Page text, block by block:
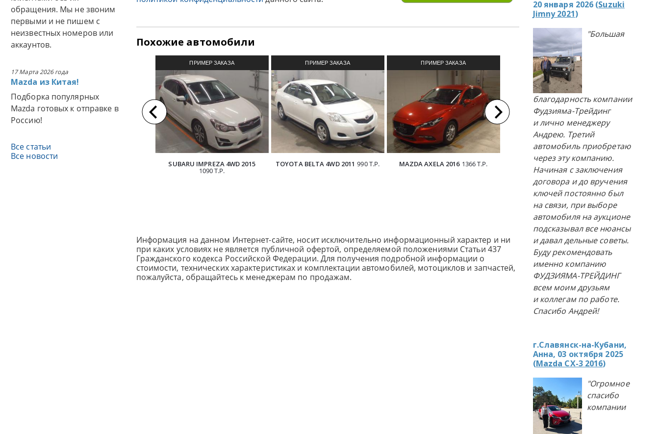
обращения. Мы не звоним
первыми и не пишем с
неизвестных номеров или
аккаунтов.
17 Марта 2026 года
Mazda из Китая!
Подборка популярных
Mazda готовых к отправке в
Россию!
Все статьи
Все новости
Похожие автомобили
ПРИМЕР ЗАКАЗА
АВТОМОБИЛЯ ИЗ ЯПОНИИ
SUBARU IMPREZA 4WD 2015
1090 Т.Р.
ПРИМЕР ЗАКАЗА
АВТОМОБИЛЯ ИЗ ЯПОНИИ
TOYOTA BELTA 4WD 2011 990 Т.Р.
ПРИМЕР ЗАКАЗА
АВТОМОБИЛЯ ИЗ ЯПОНИИ
MAZDA AXELA 2016 1366 Т.Р.
ПРИМЕР ЗАКАЗА
АВТОМОБИЛЯ ИЗ ЯПОНИИ
SUBARU IMPREZA 2019 1190 Т.Р.
Информация на данном Интернет-сайте, носит исключительно информационный характер и ни
при каких условиях не является публичной офертой, определяемой положениями Статьи 437
Гражданского кодекса Российской Федерации. Для получения подробной информации о
стоимости, технических характеристиках и комплектации автомобилей, мотоциклов и запчастей,
пожалуйста, обращайтесь к менеджерам по продажам.
20 января 2026 (Suzuki
Jimny 2021)
"Большая
благодарность компании
Фудзияма-Трейдинг
и лично менеджеру
Андрею. Третий
автомобиль приобретаю
через эту компанию.
Начиная с заключения
договора и до вручения
ключей постоянно был
на связи, при выборе
автомобиля на аукционе
подсказывал все нюансы
и давал дельные советы.
Буду рекомендовать
именно компанию
ФУДЗИЯМА-ТРЕЙДИНГ
всем моим друзьям
и коллегам по работе.
Спасибо Андрей!
г.Славянск-на-Кубани,
Анна, 03 октября 2025
(Mazda CX-3 2016)
"Огромное
спасибо
компании